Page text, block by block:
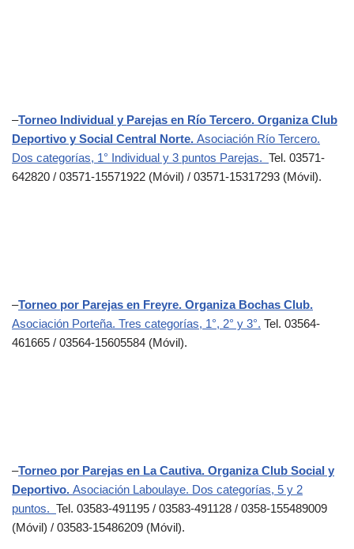
–Torneo Individual y Parejas en Río Tercero. Organiza Club
Deportivo y Social Central Norte. Asociación Río Tercero.
Dos categorías, 1° Individual y 3 puntos Parejas. Tel. 03571-
642820 / 03571-15571922 (Móvil) / 03571-15317293 (Móvil).
–Torneo por Parejas en Freyre. Organiza Bochas Club.
Asociación Porteña. Tres categorías, 1°, 2° y 3°. Tel. 03564-
461665 / 03564-15605584 (Móvil).
–Torneo por Parejas en La Cautiva. Organiza Club Social y
Deportivo. Asociación Laboulaye. Dos categorías, 5 y 2
puntos. Tel. 03583-491195 / 03583-491128 / 0358-155489009
(Móvil) / 03583-15486209 (Móvil).